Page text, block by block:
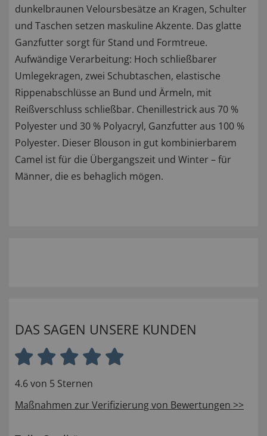
dunkelbraunen Veloursbesätze an Kragen, Schulter
und Taschen setzen maskuline Akzente. Das glatte
Ganzfutter sorgt für Stand und Formtreue.
Aufwändige Verarbeitung: Hoch schließbarer
Umlegekragen, zwei Schubtaschen, elastische
Rippenabschlüsse an Bund und Ärmeln, mit
Reißverschluss schließbar. Chenillestrick aus 70 %
Polyester und 30 % Polyacryl, Ganzfutter aus 100 %
Polyester. Dieser Blouson in gut kombinierbarem
Camel ist für die Übergangszeit und Winter – für
Männer, die es behaglich mögen.
DAS SAGEN UNSERE KUNDEN
4.6 von 5 Sternen
Maßnahmen zur Verifizierung von Bewertungen >>